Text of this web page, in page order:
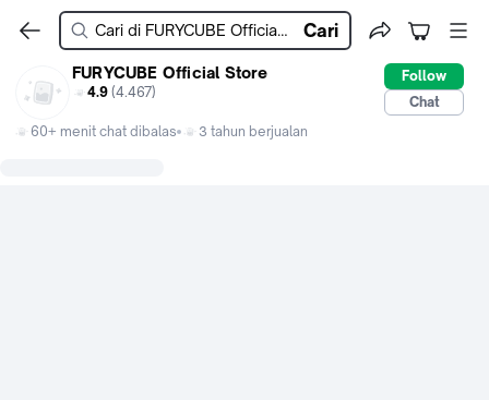
Cari
FURYCUBE Official Store
4.9 (4.467)
Follow
Chat
60+ menit chat dibalas
3 tahun berjualan